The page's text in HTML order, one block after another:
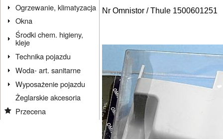
Ogrzewanie, klimatyzacja
Okna
Środki chem. higieny,
kleje
Technika pojazdu
Woda- art. sanitarne
Wyposażenie pojazdu
Żeglarskie akcesoria
Przecena
Nr Omnistor / Thule 1500601251